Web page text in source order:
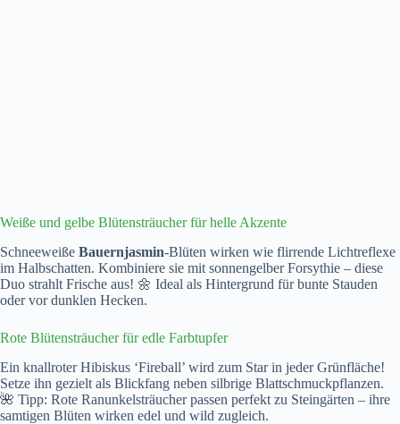
Weiße und gelbe Blütensträucher für helle Akzente
Schneeweiße Bauernjasmin-Blüten wirken wie flirrende Lichtreflexe
im Halbschatten. Kombiniere sie mit sonnengelber Forsythie – diese
Duo strahlt Frische aus! 🌼 Ideal als Hintergrund für bunte Stauden
oder vor dunklen Hecken.
Rote Blütensträucher für edle Farbtupfer
Ein knallroter Hibiskus ‘Fireball’ wird zum Star in jeder Grünfläche!
Setze ihn gezielt als Blickfang neben silbrige Blattschmuckpflanzen.
🌺 Tipp: Rote Ranunkelsträucher passen perfekt zu Steingärten – ihre
samtigen Blüten wirken edel und wild zugleich.